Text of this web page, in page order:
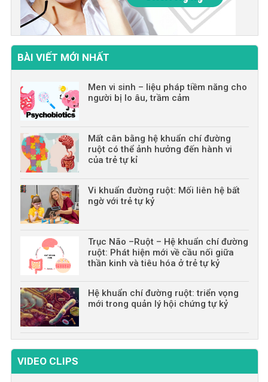
BÀI VIẾT MỚI NHẤT
Men vi sinh – liệu pháp tiềm năng cho
người bị lo âu, trầm cảm
Mất cân bằng hệ khuẩn chí đường
ruột có thể ảnh hưởng đến hành vi
của trẻ tự kỉ
Vi khuẩn đường ruột: Mối liên hệ bất
ngờ với trẻ tự kỷ
Trục Não –Ruột – Hệ khuẩn chí đường
ruột: Phát hiện mới về cầu nối giữa
thần kinh và tiêu hóa ở trẻ tự kỷ
Hệ khuẩn chí đường ruột: triển vọng
mới trong quản lý hội chứng tự kỷ
VIDEO CLIPS